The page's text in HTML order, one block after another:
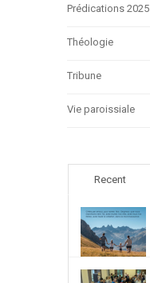
Prédications 2025
Théologie
Tribune
Vie paroissiale
Recent